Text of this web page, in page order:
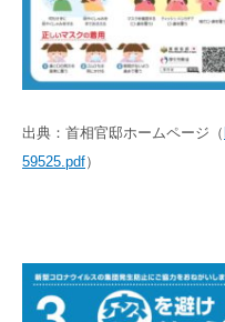
出典：首相官邸ホームページ（
59525.pdf）